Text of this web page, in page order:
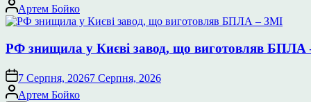
Опубліковано
Артем Бойко
РФ знищила у Києві завод, що виготовляв БПЛА
7 Серпня, 20267 Серпня, 2026
Опубліковано
Артем Бойко